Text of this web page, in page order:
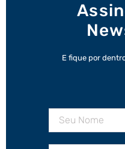
E fique por